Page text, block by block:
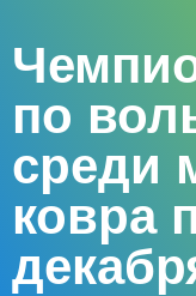
по
среди
ковра